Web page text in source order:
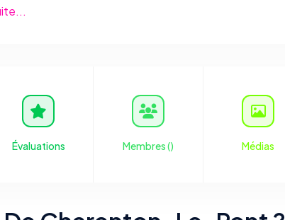
le-Pont est une commune française située dans le
Évaluations Membres () Médias